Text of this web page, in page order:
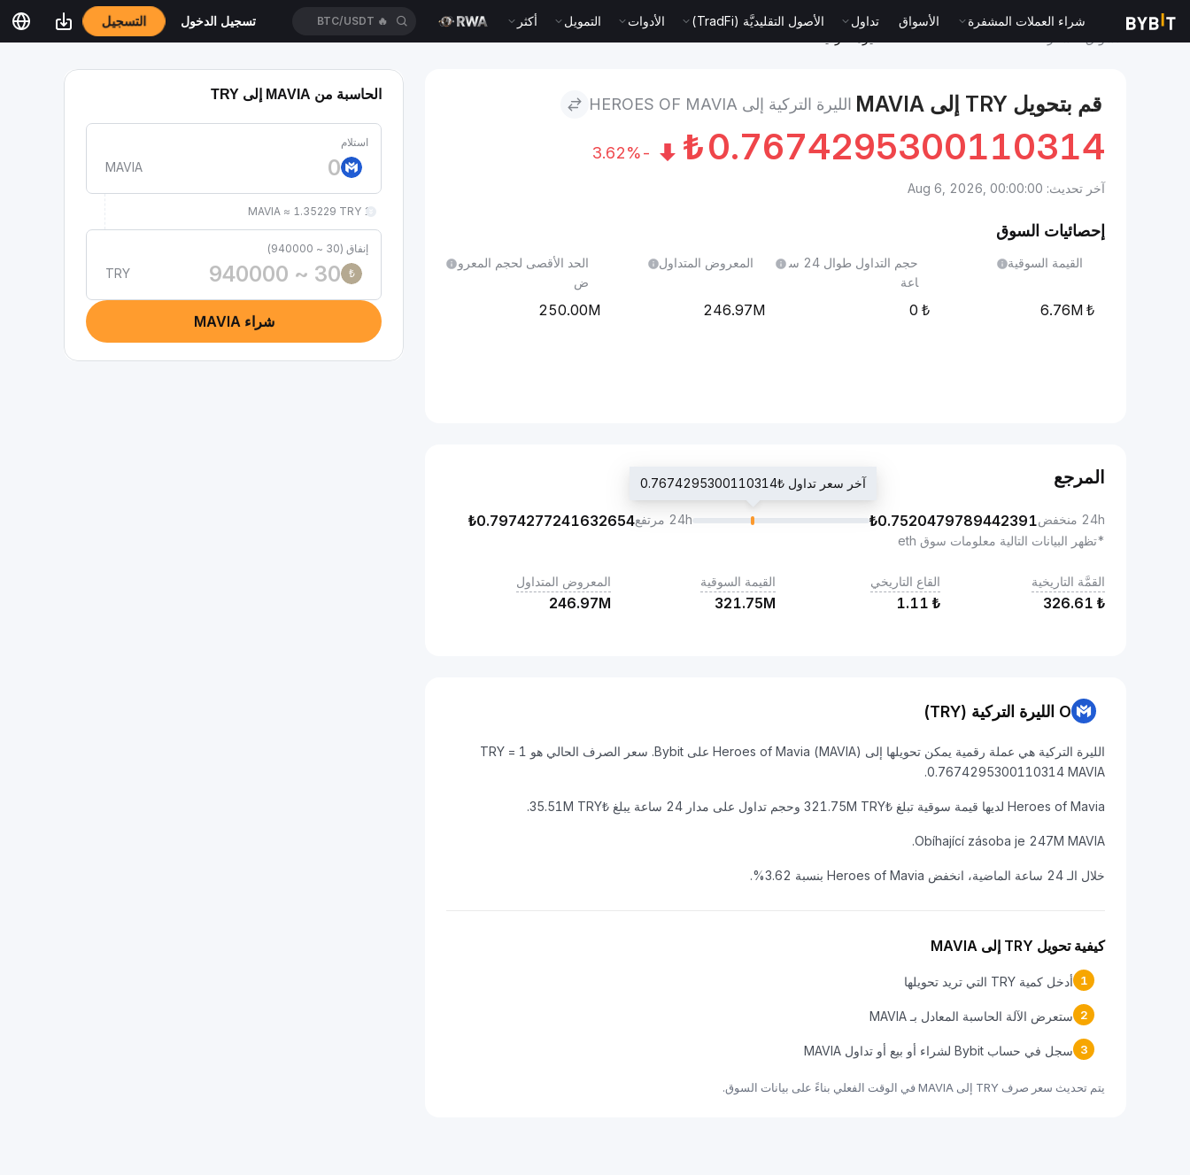
شراء العملات المشفرة الأسواق تداول الأصول التقليديَّة (TradFi) الأدوات التمويل أكثر 🔥
XAUT/USDT تسجيل الدخول التسجيل
قم بتحويل TRY إلى MAVIA الليرة التركية إلى HEROES OF MAVIA
₺0.7674295300110314
-3.62%
آخر تحديث: Aug 6, 2026, 00:00:00
إحصائيات السوق
القيمة السوقية
6.76M
حجم التداول طوال 24 س
اعة
0
المعروض المتداول
246.97M
الحد الأقصى لحجم المعرو
ض
250.00M
المرجع
24h منخفض ₺0.7520479789442391
آخر سعر تداول ₺0.7674295300110314
24h مرتفع ₺0.7974277241632654
*تظهر البيانات التالية معلومات سوق eth
القمَّة التاريخية
₺
326.61
القاع التاريخي
₺
1.11
القيمة السوقية
321.75M
المعروض المتداول
246.97M
O الليرة التركية (TRY)
الليرة التركية هي عملة رقمية يمكن تحويلها إلى Heroes of Mavia (MAVIA) على Bybit. سعر الصرف الحالي هو 1 TRY =
0.7674295300110314 MAVIA.
Heroes of Mavia لديها قيمة سوقية تبلغ ₺321.75M TRY وحجم تداول على مدار 24 ساعة يبلغ ₺35.51M TRY.
Obíhající zásoba je 247M MAVIA.
خلال الـ 24 ساعة الماضية، انخفض Heroes of Mavia بنسبة 3.62%.
كيفية تحويل TRY إلى MAVIA
1 أدخل كمية TRY التي تريد تحويلها
2 ستعرض الآلة الحاسبة المعادل بـ MAVIA
3 سجل في حساب Bybit لشراء أو بيع أو تداول MAVIA
يتم تحديث سعر صرف TRY إلى MAVIA في الوقت الفعلي بناءً على بيانات السوق.
الحاسبة من MAVIA إلى TRY
استلام
MAVIA
1 MAVIA ≈ 1.35229 TRY
إنفاق (30 ~ 940000)
₺
TRY
شراء MAVIA